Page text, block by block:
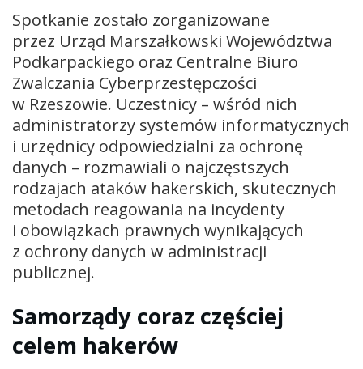
Spotkanie zostało zorganizowane
przez Urząd Marszałkowski Województwa
Podkarpackiego oraz Centralne Biuro
Zwalczania Cyberprzestępczości
w Rzeszowie. Uczestnicy – wśród nich
administratorzy systemów informatycznych
i urzędnicy odpowiedzialni za ochronę
danych – rozmawiali o najczęstszych
rodzajach ataków hakerskich, skutecznych
metodach reagowania na incydenty
i obowiązkach prawnych wynikających
z ochrony danych w administracji
publicznej.
Samorządy coraz częściej
celem hakerów